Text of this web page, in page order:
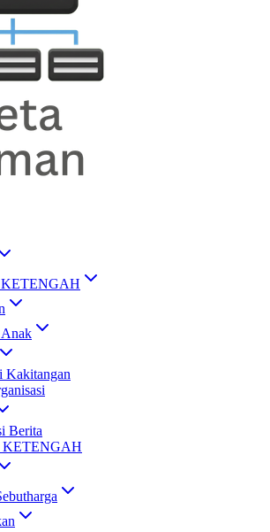
KETENGAH
Kakitangan
Berita
KETENGAH